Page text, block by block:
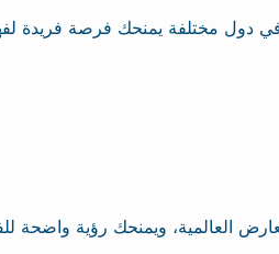
دول مختلفة يمنحك فرصة فريدة لفهم
العالمية، ويمنحك رؤية واضحة